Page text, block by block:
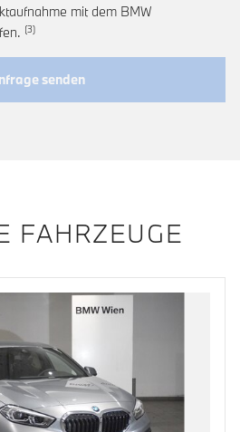
mit dem BMW
Link zur Fußnote: Widerruf der
senden
FAHRZEUGE